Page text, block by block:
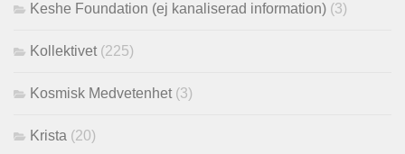
Keshe Foundation (ej kanaliserad information) (3)
Kollektivet (225)
Kosmisk Medvetenhet (3)
Krista (20)